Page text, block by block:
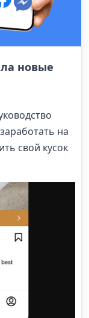
новые
на
свой кусок